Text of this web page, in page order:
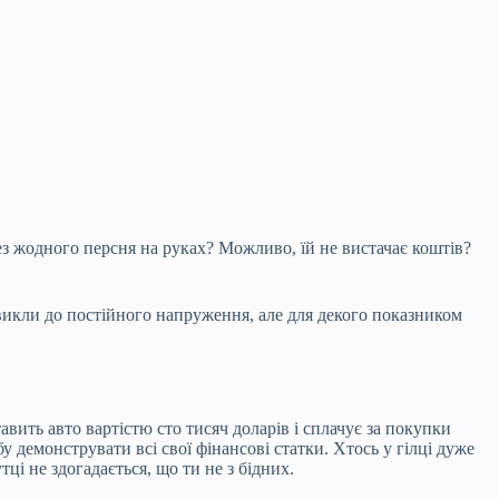
жодного персня на руках? Можливо, їй не вистачає коштів?
до постійного напруження, але для декого показником
авто вартістю сто тисяч доларів і сплачує за покупки
всі свої фінансові статки. Хтось у гілці дуже
не здогадається, що ти не з бідних.